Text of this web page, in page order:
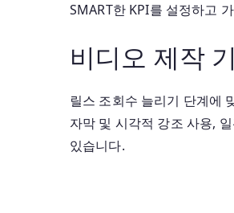
SMART한 KPI를 설정하고
비디오 제작
릴스 조회수 늘리기 단계에
자막 및 시각적 강조 사용,
있습니다.